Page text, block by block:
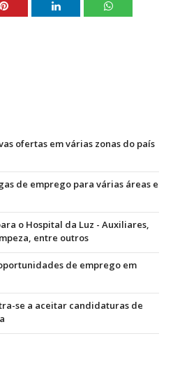
ofertas em várias zonas do país
de emprego para várias áreas e
o Hospital da Luz - Auxiliares,
entre outros
de emprego em
se a aceitar candidaturas de